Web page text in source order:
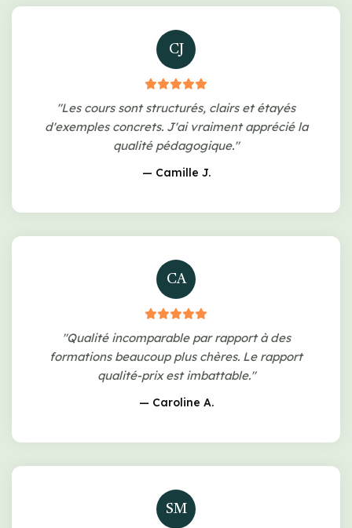
CJ
"Les cours sont structurés, clairs et étayés
d'exemples concrets. J'ai vraiment apprécié la
qualité pédagogique."
— Camille J.
CA
"Qualité incomparable par rapport à des
formations beaucoup plus chères. Le rapport
qualité-prix est imbattable."
— Caroline A.
SM